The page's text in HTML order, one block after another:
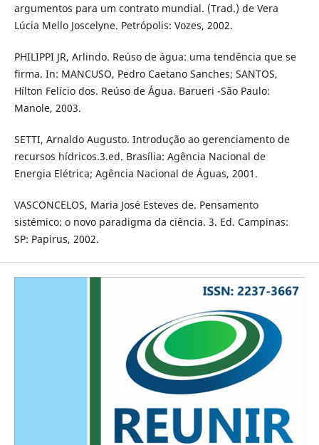
argumentos para um contrato mundial. (Trad.) de Vera
Lúcia Mello Joscelyne. Petrópolis: Vozes, 2002.
PHILIPPI JR, Arlindo. Reúso de água: uma tendência que se
firma. In: MANCUSO, Pedro Caetano Sanches; SANTOS,
Hílton Felício dos. Reúso de Água. Barueri -São Paulo:
Manole, 2003.
SETTI, Arnaldo Augusto. Introdução ao gerenciamento de
recursos hídricos.3.ed. Brasília: Agência Nacional de
Energia Elétrica; Agência Nacional de Águas, 2001.
VASCONCELOS, Maria José Esteves de. Pensamento
sistémico: o novo paradigma da ciência. 3. Ed. Campinas:
SP: Papirus, 2002.